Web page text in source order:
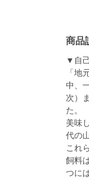
商品
▼自
「地
中、
次）
た。
美味
代の
これ
飼料
つに